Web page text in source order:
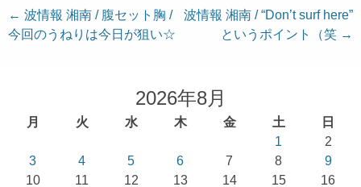
投
稿
← 波情報 湘南 / 腹セット胸 /
今回のうねりは今日が狙い☆
波情報 湘南 / “Don’t surf here”
というポイント（笑 →
2026年8月
月 火 水 木 金 土
日
1
2
3
4 5 6 7 8
9
10
11 12 13 14 15
16